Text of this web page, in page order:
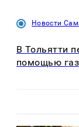
Новости
В Тольятти
помощью